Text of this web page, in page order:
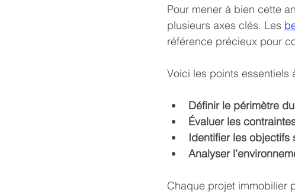
Pour mener à bien cette
plusieurs axes clés. Les
référence précieux pour
Voici les points essentiels
Définir le périmètre
Évaluer les
Identifier les objectifs
Analyser
Chaque projet immobilier